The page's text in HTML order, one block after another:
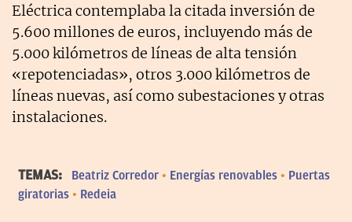
Eléctrica contemplaba la citada inversión de
5.600 millones de euros, incluyendo más de
5.000 kilómetros de líneas de alta tensión
«repotenciadas», otros 3.000 kilómetros de
líneas nuevas, así como subestaciones y otras
instalaciones.
TEMAS: Beatriz Corredor Energías renovables
Puertas
giratorias
Redeia